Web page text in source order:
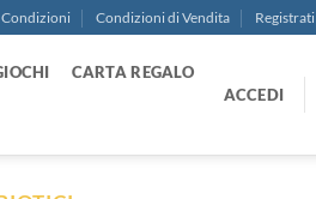
Condizioni Condizioni di Vendita Registrati
CARTA REGALO
ACCEDI